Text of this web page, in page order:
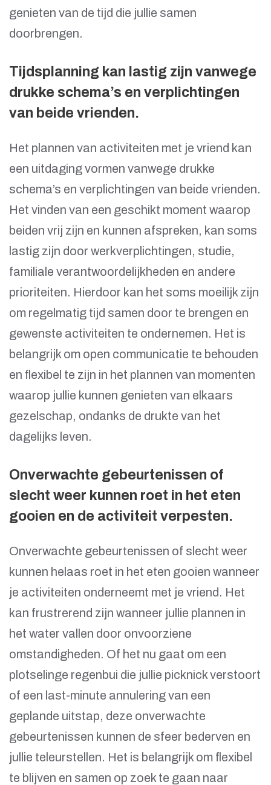
genieten van de tijd die jullie samen
doorbrengen.
Tijdsplanning kan lastig zijn vanwege
drukke schema’s en verplichtingen
van beide vrienden.
Het plannen van activiteiten met je vriend kan
een uitdaging vormen vanwege drukke
schema’s en verplichtingen van beide vrienden.
Het vinden van een geschikt moment waarop
beiden vrij zijn en kunnen afspreken, kan soms
lastig zijn door werkverplichtingen, studie,
familiale verantwoordelijkheden en andere
prioriteiten. Hierdoor kan het soms moeilijk zijn
om regelmatig tijd samen door te brengen en
gewenste activiteiten te ondernemen. Het is
belangrijk om open communicatie te behouden
en flexibel te zijn in het plannen van momenten
waarop jullie kunnen genieten van elkaars
gezelschap, ondanks de drukte van het
dagelijks leven.
Onverwachte gebeurtenissen of
slecht weer kunnen roet in het eten
gooien en de activiteit verpesten.
Onverwachte gebeurtenissen of slecht weer
kunnen helaas roet in het eten gooien wanneer
je activiteiten onderneemt met je vriend. Het
kan frustrerend zijn wanneer jullie plannen in
het water vallen door onvoorziene
omstandigheden. Of het nu gaat om een
plotselinge regenbui die jullie picknick verstoort
of een last-minute annulering van een
geplande uitstap, deze onverwachte
gebeurtenissen kunnen de sfeer bederven en
jullie teleurstellen. Het is belangrijk om flexibel
te blijven en samen op zoek te gaan naar